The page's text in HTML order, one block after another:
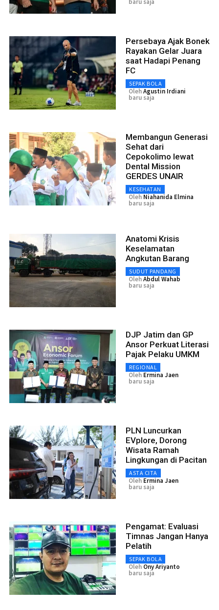
Persebaya Ajak Bonek
Rayakan Gelar Juara
saat Hadapi Penang
FC
SEPAK BOLA
OlehAgustin Irdiani
baru saja
Membangun Generasi
Sehat dari
Cepokolimo lewat
Dental Mission
GERDES UNAIR
KESEHATAN
Oleh Niahanida Elmina
baru saja
Anatomi Krisis
Keselamatan
Angkutan Barang
SUDUT PANDANG
OlehAbdul Wahab
baru saja
DJP Jatim dan GP
Ansor Perkuat Literasi
Pajak Pelaku UMKM
REGIONAL
Oleh Ermina Jaen
baru saja
PLN Luncurkan
EVplore, Dorong
Wisata Ramah
Lingkungan di Pacitan
ASTA CITA
Oleh Ermina Jaen
baru saja
Pengamat: Evaluasi
Timnas Jangan Hanya
Pelatih
SEPAK BOLA
Oleh Ony Ariyanto
baru saja